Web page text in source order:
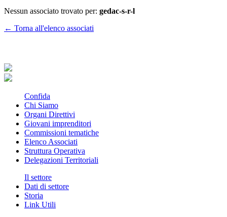
Nessun associato trovato per: gedac-s-r-l
← Torna all'elenco associati
Confida
Chi Siamo
Organi Direttivi
Giovani imprenditori
Commissioni tematiche
Elenco Associati
Struttura Operativa
Delegazioni Territoriali
Il settore
Dati di settore
Storia
Link Utili